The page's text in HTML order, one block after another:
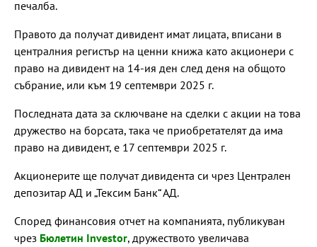
печалба.
Правото да получат дивидент имат лицата, вписани в
централния регистър на ценни книжа като акционери с
право на дивидент на 14-ия ден след деня на общото
събрание, или към 19 септември 2025 г.
Последната дата за сключване на сделки с акции на това
дружество на борсата, така че приобретателят да има
право на дивидент, е 17 септември 2025 г.
Акционерите ще получат дивидента си чрез Централен
депозитар АД и „Тексим Банк“ АД.
Според финансовия отчет на компанията, публикуван
чрез Бюлетин Investor, дружеството увеличава